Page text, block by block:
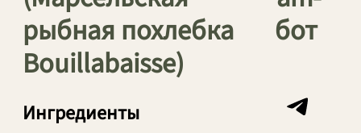
рыбная похлебка
Bouillabaisse)
Ингредиенты
бот
Telegram